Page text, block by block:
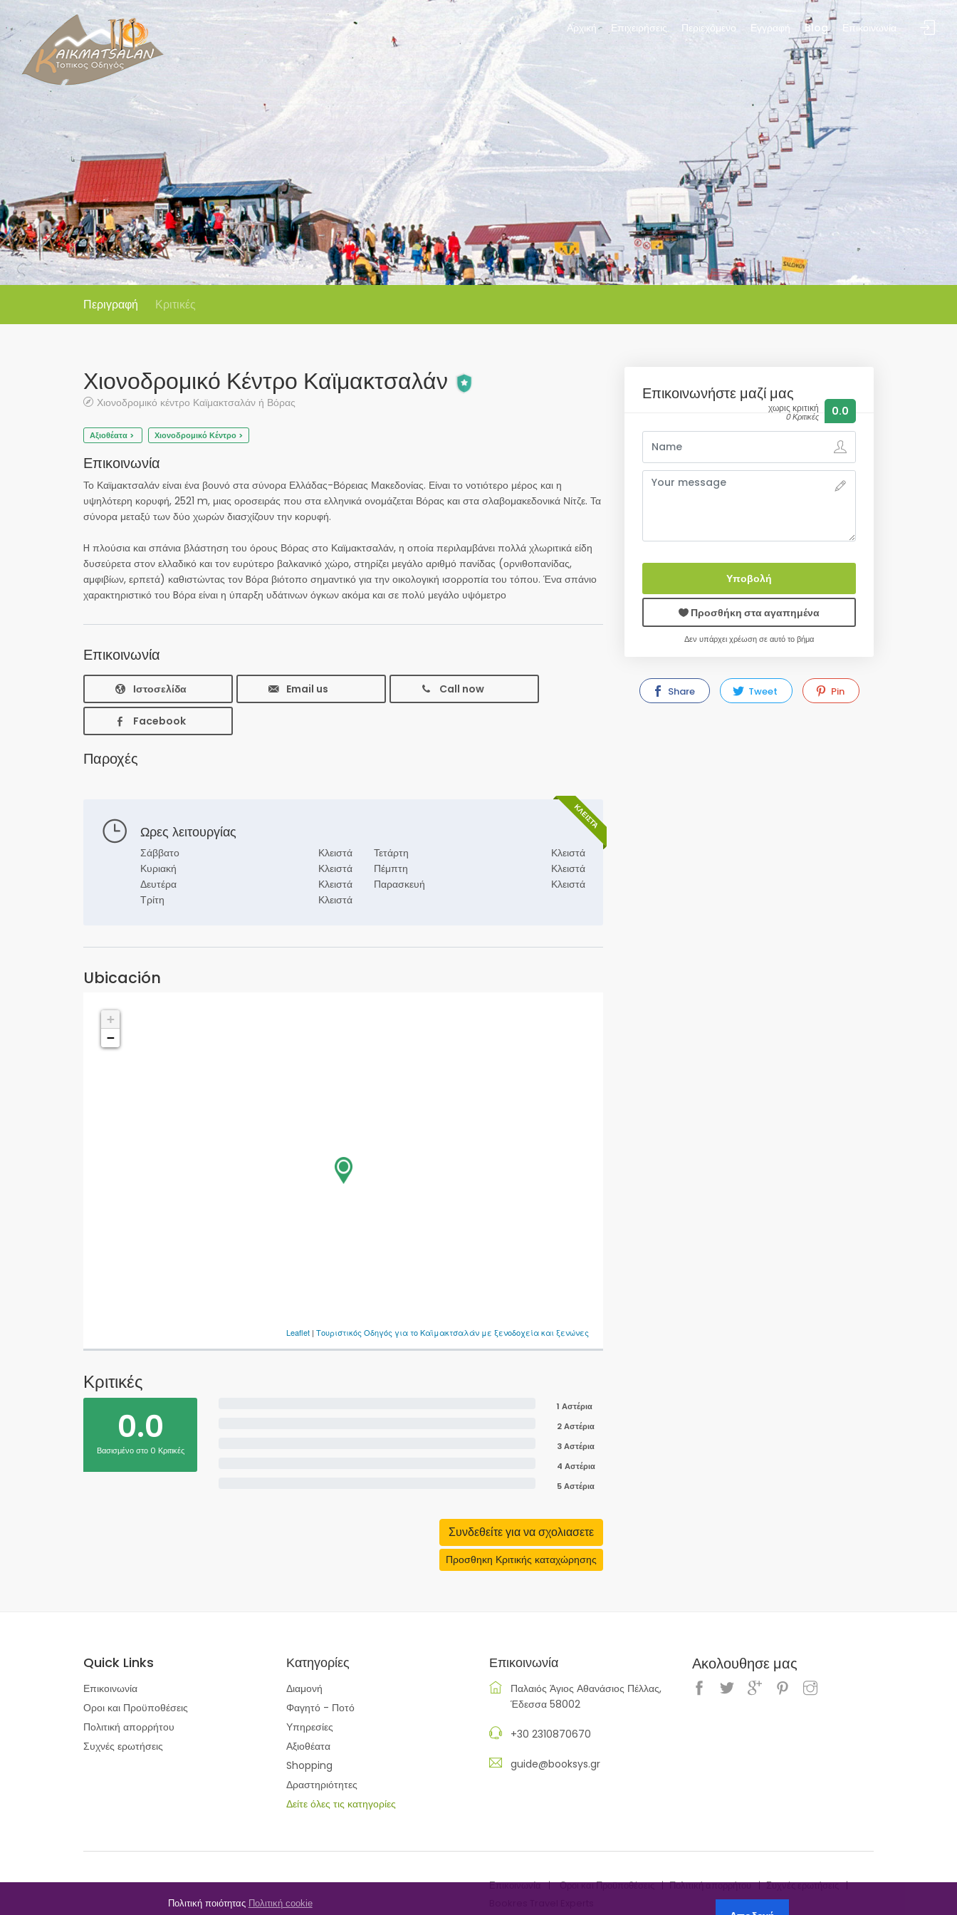
Περιγραφή Κριτικές
Χιονοδρομικό Κέντρο Καϊμακτσαλάν
Χιονοδρομικό κέντρο Καϊμακτσαλάν ή Βόρας
Αξιοθέατα > Χιονοδρομικό Κέντρο >
Επικοινωνία
Το Καϊμακτσαλάν είναι ένα βουνό στα σύνορα Ελλάδας-Βόρειας Μακεδονίας. Είναι το νοτιότερο μέρος και η
υψηλότερη κορυφή, 2521 m, μιας οροσειράς που στα ελληνικά ονομάζεται Βόρας και στα σλαβομακεδονικά Νίτζε. Τα
σύνορα μεταξύ των δύο χωρών διασχίζουν την κορυφή.
H πλούσια και σπάνια βλάστηση του όρους Βόρας στο Καϊμακτσαλάν, η οποία περιλαμβάνει πολλά χλωριτικά είδη
δυσεύρετα στον ελλαδικό και τον ευρύτερο βαλκανικό χώρο, στηρίζει μεγάλο αριθμό πανίδας (ορνιθοπανίδας,
αμφιβίων, ερπετά) καθιστώντας τον Bόρα βιότοπο σημαντικό για την οικολογική ισορροπία του τόπου. Ένα σπάνιο
χαρακτηριστικό του Bόρα είναι η ύπαρξη υδάτινων όγκων ακόμα και σε πολύ μεγάλο υψόμετρο
Επικοινωνία
Ιστοσελίδα Email us Call now
Facebook
Παροχές
ΚΛΕΙΣΤΆ
Ωρες λειτουργίας
Σάββατο
Κλειστά
Κυριακή
Κλειστά
Δευτέρα
Κλειστά
Τρίτη
Κλειστά
Τετάρτη
Κλειστά
Πέμπτη
Κλειστά
Παρασκευή
Κλειστά
Ubicación
+
−
Leaflet | Τουριστικός Οδηγός για το Καϊμακτσαλάν με ξενοδοχεία και ξενώνες
Κριτικές
0.0
Βασισμένο στο 0 Κριτικές
1 Αστέρια
2 Αστέρια
3 Αστέρια
4 Αστέρια
5 Αστέρια
Συνδεθείτε για να σχολιασετε
Προσθηκη Κριτικής καταχώρησης
Επικοινωνήστε μαζί μας
χωρις κριτική
0 Κριτικές 0.0
Υποβολή
Προσθήκη στα αγαπημένα
Δεν υπάρχει χρέωση σε αυτό το βήμα
Share Tweet Pin
Quick Links
Επικοινωνία
Οροι και Προϋποθέσεις
Πολιτική απορρήτου
Συχνές ερωτήσεις
Κατηγορίες
Διαμονή
Φαγητό - Ποτό
Υπηρεσίες
Αξιοθέατα
Shopping
Δραστηριότητες
Δείτε όλες τις κατηγορίες
Επικοινωνία
Παλαιός Άγιος Αθανάσιος Πέλλας,
Έδεσσα 58002
+30 2310870670
guide@booksys.gr
Ακολουθησε μας
Επικοινωνία Οροι και Προϋποθέσεις Πολιτική απορρήτου
Συχνές ερωτήσεις
Αρχική Επιχειρήσεις Περιεχόμενο Εγγραφή Blog Επικοινωνία
Πολιτική ποιότητας Πολιτική cookie